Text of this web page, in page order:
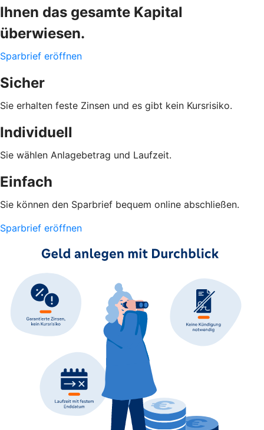
Ihnen das gesamte Kapital
überwiesen.
Sparbrief eröffnen
Sicher
Sie erhalten feste Zinsen und es gibt kein Kursrisiko.
Individuell
Sie wählen Anlagebetrag und Laufzeit.
Einfach
Sie können den Sparbrief bequem online abschließen.
Sparbrief eröffnen